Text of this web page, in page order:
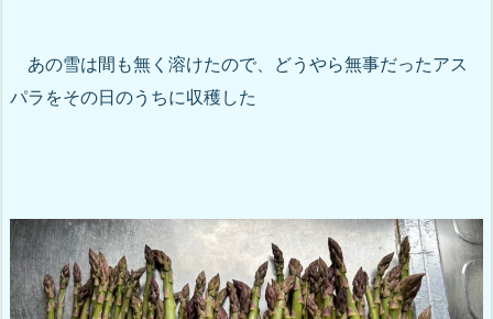
あの雪は間も無く溶けたので、どうやら無事だったアス
パラをその日のうちに収穫した